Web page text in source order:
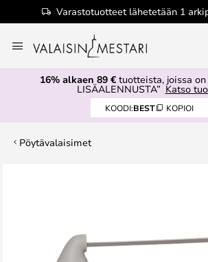
Varastotuotteet lähetetään 1
to
Content
16% alkaen 89 €tuotteista, joissa on
LISÄALENNUSTA” Katso
KOODI:BEST KOPIOI
Pöytävalaisimet